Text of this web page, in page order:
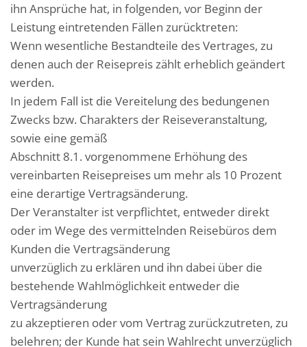
ihn Ansprüche hat, in folgenden, vor Beginn der
Leistung eintretenden Fällen zurücktreten:
Wenn wesentliche Bestandteile des Vertrages, zu
denen auch der Reisepreis zählt erheblich geändert
werden.
In jedem Fall ist die Vereitelung des bedungenen
Zwecks bzw. Charakters der Reiseveranstaltung,
sowie eine gemäß
Abschnitt 8.1. vorgenommene Erhöhung des
vereinbarten Reisepreises um mehr als 10 Prozent
eine derartige Vertragsänderung.
Der Veranstalter ist verpflichtet, entweder direkt
oder im Wege des vermittelnden Reisebüros dem
Kunden die Vertragsänderung
unverzüglich zu erklären und ihn dabei über die
bestehende Wahlmöglichkeit entweder die
Vertragsänderung
zu akzeptieren oder vom Vertrag zurückzutreten, zu
belehren; der Kunde hat sein Wahlrecht unverzüglich